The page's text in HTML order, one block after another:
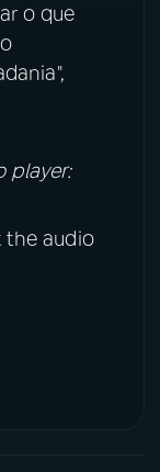
o que
player:
the audio